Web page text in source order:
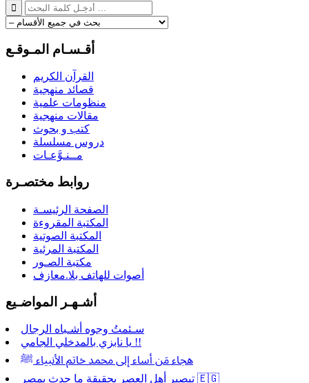
أقـسـام المـوقـع
القرآن الكريم
قصائد منهجية
منظومات علمية
مقالات منهجية
كتب و بحوث
دروس مسلسلة
مــنـوَّعـات
روابط مختصـرة
الصفحة الرئيسـة
المكتبة المقروءة
المكتبة الصوتية
المكتبة المرئية
مكتبة الصـور
أصوات للهاتف بلا.معازف
أشـهـر المواضـيع
سـئمتُ وجوه أشـباه الرجال
يا نابزي بالمدخلي الجامي !!
هجاء مَن أساء إلى محمد خاتم الأنبياء ﷺ
تبصير أهل العصر بحقيقة ما حدث بمصر 🇪🇬